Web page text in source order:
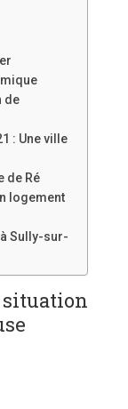
de
: Une ville
de Ré
logement
Sully-sur-
situation